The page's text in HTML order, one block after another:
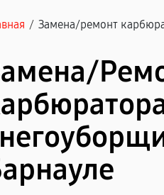
/ Замена/pемонт